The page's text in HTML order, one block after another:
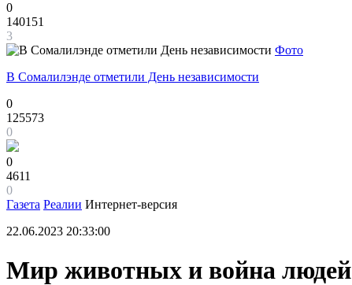
0
140151
3
Фото
В Сомалилэнде отметили День независимости
0
125573
0
0
4611
0
Газета Реалии Интернет-версия
22.06.2023 20:33:00
Мир животных и война людей